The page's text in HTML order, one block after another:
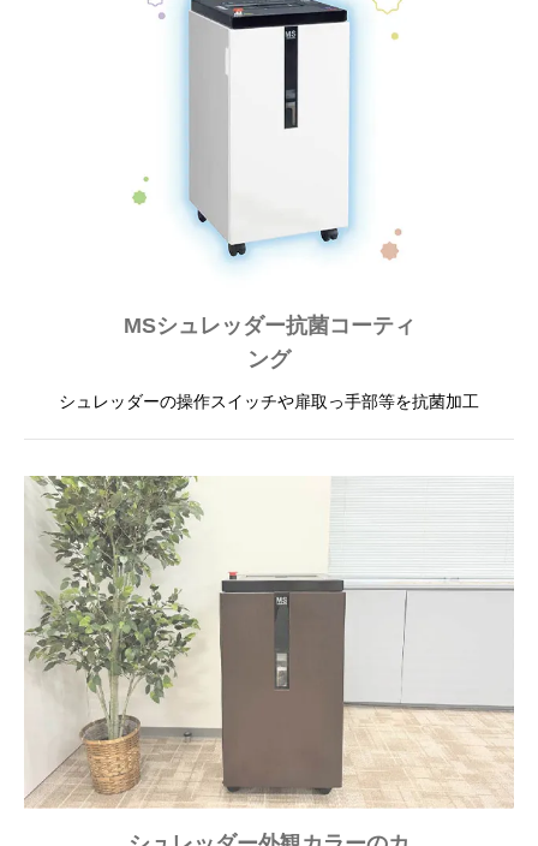
MSシュレッダー抗菌コーティ
ング
シュレッダーの操作スイッチや扉取っ手部等を抗菌加工